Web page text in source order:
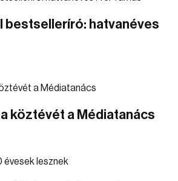
bestselleríró: hatvanéves
köztévét a Médiatanács